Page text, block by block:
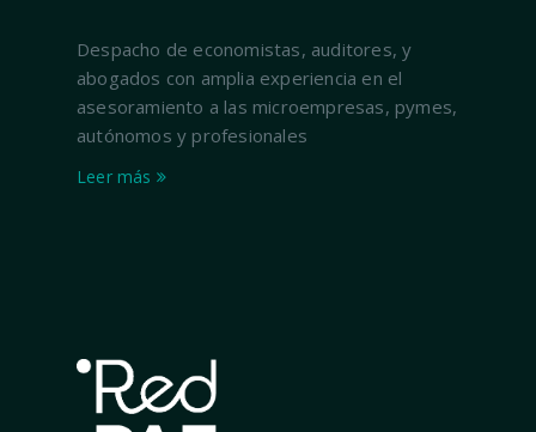
Despacho de economistas, auditores, y
abogados con amplia experiencia en el
asesoramiento a las microempresas, pymes,
autónomos y profesionales
Leer más